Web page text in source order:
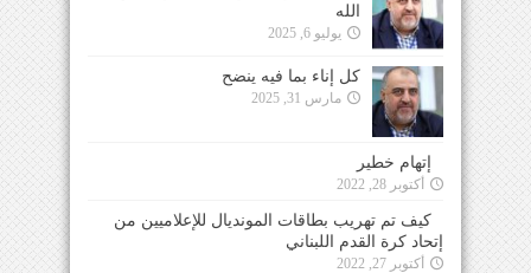
الله
يوليو 6, 2025
كل إناء بما فيه ينضح
مارس 31, 2025
إتهام خطير
أكتوبر 28, 2022
كيف تم تهريب بطاقات المونديال للإعلاميين من
إتحاد كرة القدم اللبناني
أكتوبر 27, 2022